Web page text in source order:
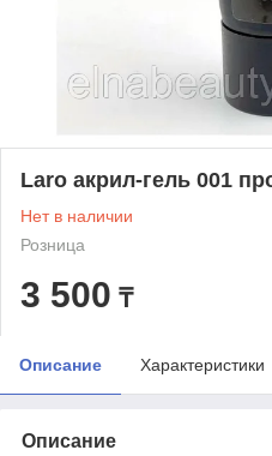
Laro акрил-гель 001
Нет в наличии
Розница
3 500 ₸
Описание Характеристики
Описание